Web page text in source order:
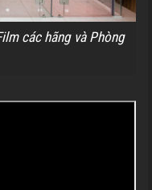
các hãng và Phòng